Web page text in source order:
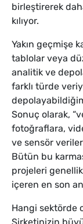
birleştirerek
kılıyor.
Yakın geçmişe
tablolar veya
analitik ve
farklı türde
Sonuç olarak,
fotoğraflara,
ve sensör
Bütün bu
projeleri
içeren en son
Hangi sektörde